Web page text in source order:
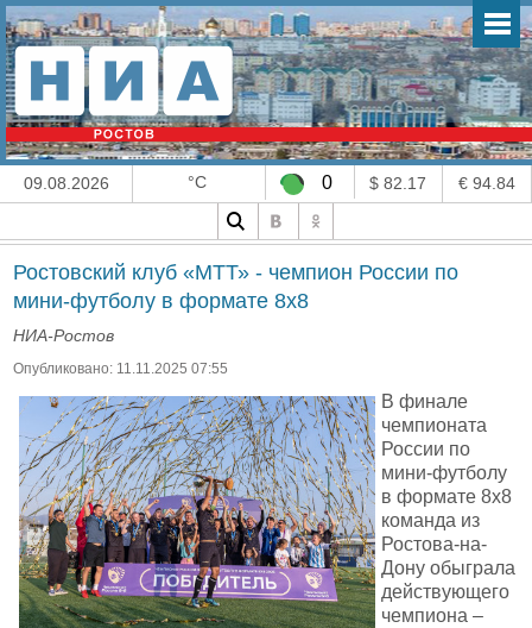
09.08.2026 °C 0 $ 82.17 € 94.84
Ростовский клуб «МТТ» - чемпион России по
мини-футболу в формате 8х8
НИА-Ростов
Опубликовано: 11.11.2025 07:55
В финале
чемпионата
России по
мини-футболу
в формате 8х8
команда из
Ростова-на-
Дону обыграла
действующего
чемпиона –